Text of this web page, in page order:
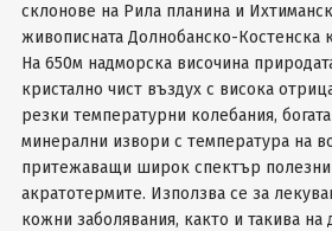
склонове на Рила планина и
живописната Долнобанско-Костенска
На 650м надморска височина
кристално чист въздух с висока
резки температурни колебания,
минерални извори с температура на
притежаващи широк спектър полезни
акратотермите. Използва се за
кожни заболявания, както и такива на